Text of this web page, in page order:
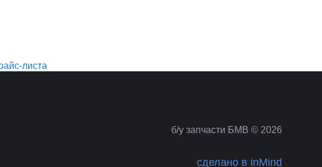
б/у запчасти БМВ © 2026
сделано в inMind